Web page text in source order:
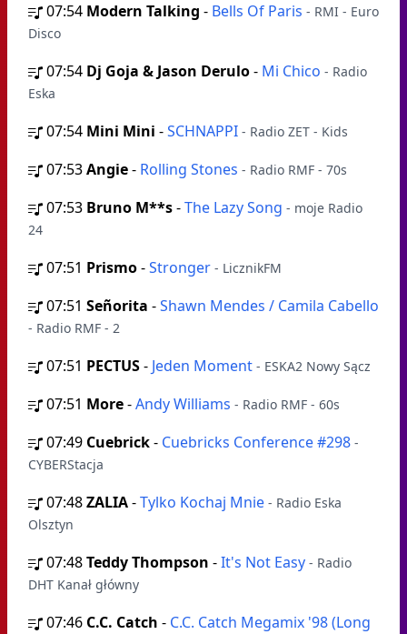
07:54 Modern Talking - Bells Of Paris - RMI - Euro
Disco
07:54 Dj Goja & Jason Derulo- Mi Chico - Radio
Eska
07:54 Mini Mini -SCHNAPPI - Radio ZET - Kids
07:53Angie- Rolling Stones - Radio RMF - 70s
07:53 Bruno M**s-The Lazy Song - moje Radio
24
07:51 Prismo-Stronger - LicznikFM
07:51 Señorita -Shawn Mendes / Camila Cabello
- Radio RMF - 2
07:51 PECTUS- Jeden Moment - ESKA2 Nowy Sącz
07:51 More-Andy Williams - Radio RMF - 60s
07:49 Cuebrick- Cuebricks Conference #298 -
CYBERStacja
07:48ZALIA-Tylko Kochaj Mnie - Radio Eska
Olsztyn
07:48Teddy Thompson -It's Not Easy - Radio
DHT Kanał główny
07:46 C.C. Catch - C.C. Catch Megamix '98 (Long